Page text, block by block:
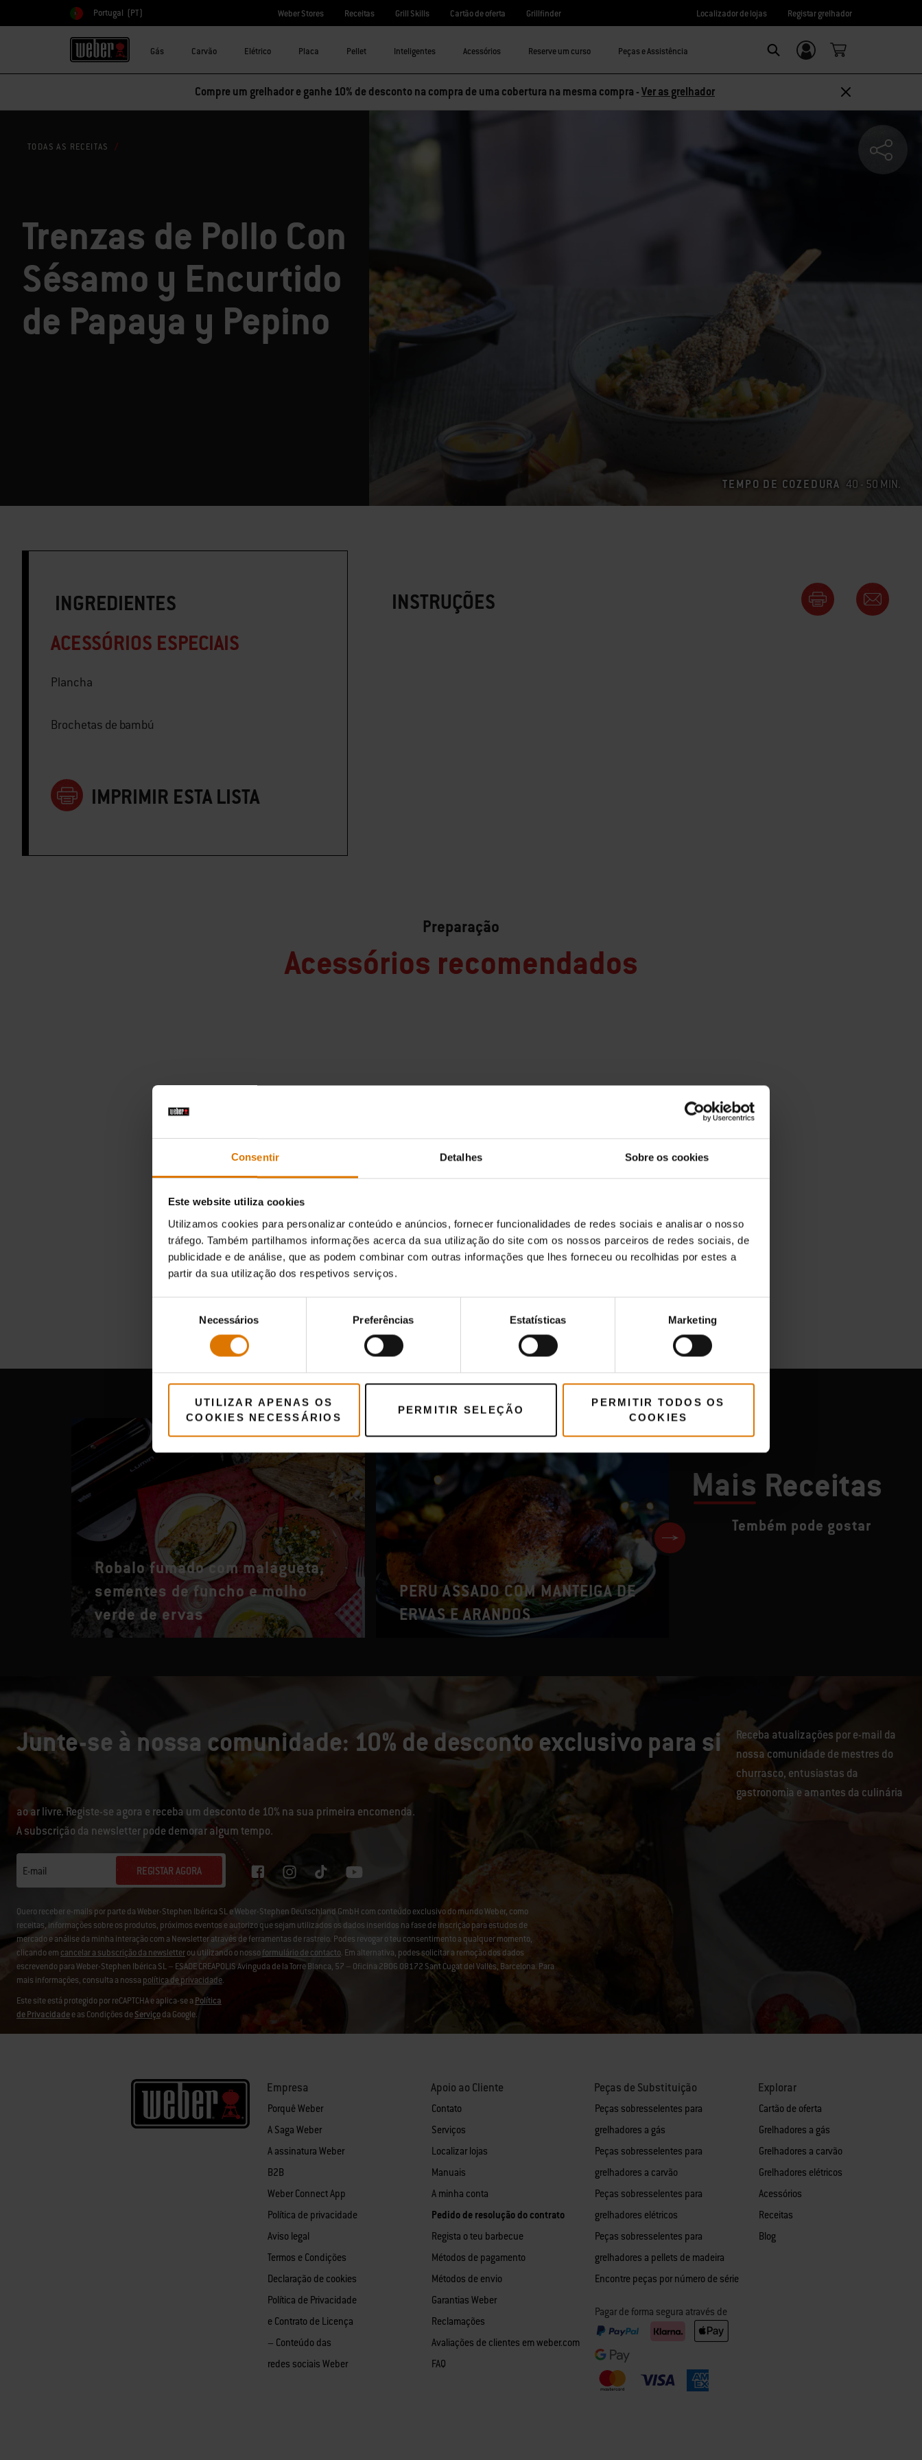
Consentir Detalhes Sobre os cookies
Este website utiliza cookies
Utilizamos cookies para personalizar conteúdo e anúncios, fornecer funcionalidades de redes sociais e analisar o nosso
tráfego. Também partilhamos informações acerca da sua utilização do site com os nossos parceiros de redes sociais, de
publicidade e de análise, que as podem combinar com outras informações que lhes forneceu ou recolhidas por estes a
partir da sua utilização dos respetivos serviços.
consentimento
Necessários Preferências Estatísticas Marketing
UTILIZAR APENAS OS
COOKIES NECESSÁRIOS
PERMITIR SELEÇÃO
PERMITIR TODOS OS
COOKIES
Escolher país
Portugal (PT) Weber Stores Receitas Grill Skills Cartão de oferta Grillfinder Localizador de lojas Registar grelhador
Gás Carvão Elétrico Placa Pellet Inteligentes Acessórios Reserve um curso Peças e Assistência Login/Registo
Compre um grelhador e ganhe 10% de desconto na compra de uma cobertura na mesma compra -Ver as grelhador
TODAS AS RECEITAS
Trenzas de Pollo Con
Sésamo y Encurtido
de Papaya y Pepino
TEMPO DE COZEDURA 40 - 50 MIN.
INGREDIENTES
ACESSÓRIOS ESPECIAIS
Plancha
Brochetas de bambú
IMPRIMIR ESTA LISTA
INSTRUÇÕES
Preparação
Acessórios recomendados
Mais Receitas
Tembém pode gostar
Robalo fumado com malagueta,
sementes de funcho e molho
verde de ervas
PERU ASSADO COM MANTEIGA DE
ERVAS E ARANDOS
Junte-se à nossa comunidade: 10% de desconto exclusivo para si
Receba atualizações por e-mail da
nossa comunidade de mestres do
churrasco, entusiastas da
gastronomia e amantes da culinária
ao ar livre. Registe-se agora e receba um desconto de 10% na sua primeira encomenda.
A subscrição da newsletter pode demorar algum tempo.
E-mail REGISTAR AGORA
Quero receber e-mails por parte da Weber-Stephen Ibérica SL e Weber-Stephen Deutschland GmbH com conteúdo exclusivo do mundo Weber, como
receitas, informações sobre os produtos, próximos eventos e autorizo que sejam utilizados os dados inseridos na fase de inscrição para estudos de
mercado e análise da minha interação com a Newsletter através de ferramentas de rastreio. Podes revogar o teu consentimento a qualquer momento,
clicando em cancelar a subscrição da newsletterou utilizando o nossoformulário de contacto. Em alternativa, podes solicitar a remoção dos dados
escrevendo para Weber-Stephen Ibérica SL – ESADE CREAPOLIS Avinguda de la Torre Blanca, 57 – Oficina 2B06 08172 Sant Cugat del Vallès, Barcelona. Para
mais informações, consulta a nossa política de privacidade.
Este site está protegido por reCAPTCHA e aplica-se aPolítica
de Privacidadee as Condições deServiçoda Google.
Empresa
Porquê Weber
A Saga Weber
A assinatura Weber
B2B
Weber Connect App
Política de privacidade
Aviso legal
Termos e Condições
Declaração de cookies
Política de Privacidade
e Contrato de Licença
– Conteúdo das
redes sociais Weber
Apoio ao Cliente
Contato
Serviços
Localizar lojas
Manuais
A minha conta
Pedido de resolução do contrato
Regista o teu barbecue
Métodos de pagamento
Métodos de envio
Garantias Weber
Reclamações
Avaliações de clientes em weber.com
FAQ
Peças de Substituição
Peças sobresselentes para
grelhadores a gás
Peças sobresselentes para
grelhadores a carvão
Peças sobresselentes para
grelhadores elétricos
Peças sobresselentes para
grelhadores a pellets de madeira
Encontre peças por número de série
Pagar de forma segura através de
Explorar
Cartão de oferta
Grelhadores a gás
Grelhadores a carvão
Grelhadores elétricos
Acessórios
Receitas
Blog